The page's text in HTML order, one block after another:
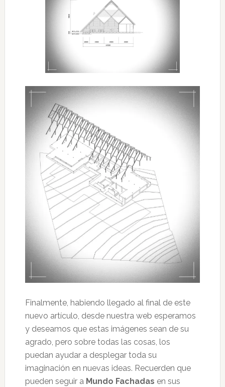
Finalmente, habiendo llegado al final de este
nuevo artículo, desde nuestra web esperamos
y deseamos que estas imágenes sean de su
agrado, pero sobre todas las cosas, los
puedan ayudar a desplegar toda su
imaginación en nuevas ideas. Recuerden que
pueden seguir a Mundo Fachadas en sus